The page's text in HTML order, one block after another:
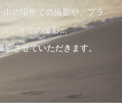
の場所での撮影や、プラ
ジオでの撮影...
させていただきます。